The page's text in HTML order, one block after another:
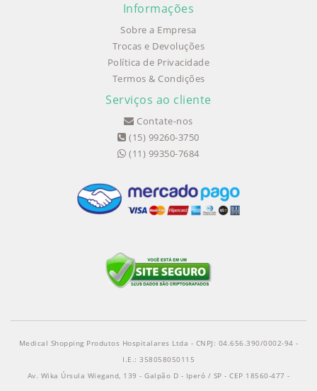
Informações
Sobre a Empresa
Trocas e Devoluções
Política de Privacidade
Termos & Condições
Serviços ao cliente
Contate-nos
(15) 99260-3750
(11) 99350-7684
Medical Shopping Produtos Hospitalares Ltda - CNPJ: 04.656.390/0002-94 -
I.E.: 358058050115
Av. Wika Úrsula Wiegand, 139 - Galpão D - Iperó / SP - CEP 18560-477 -